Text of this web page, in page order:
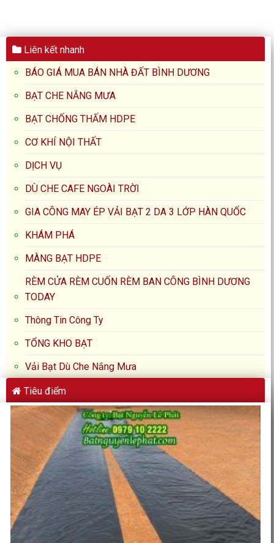
Liên kết nhanh
BÁO GIÁ MUA BÁN NHÀ ĐẤT BÌNH DƯƠNG
BẠT CHE NẮNG MƯA
BẠT CHỐNG THẤM HDPE
CƠ KHÍ NỘI THẤT
DỊCH VỤ
DÙ CHE CAFE NGOÀI TRỜI
GIA CÔNG MAY ÉP VẢI BẠT 2 DA 3 LỚP HÀN QUỐC
KHÁM PHÁ
MÀNG BẠT HDPE
RÈM CỬA RÈM CUỐN RÈM BAN CÔNG BÌNH DƯƠNG
TODAY
Thông Tin Công Ty
TỔNG KHO BẠT
Vải Bạt Dù Che Nắng Mưa
Tiêu điểm